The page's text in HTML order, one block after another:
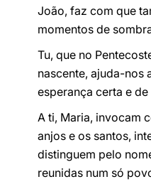
João, faz com que
momentos de
Tu, que no
nascente, ajuda-nos
esperança certa e
A ti, Maria, invocam
anjos e os santos,
distinguem pelo
reunidas num só